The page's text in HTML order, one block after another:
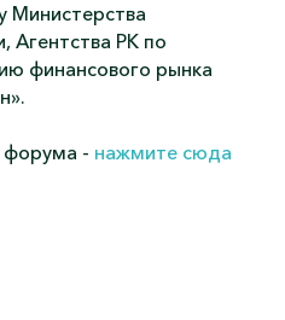
Министерства
Агентства РК по
финансового рынка
форума - нажмите сюда